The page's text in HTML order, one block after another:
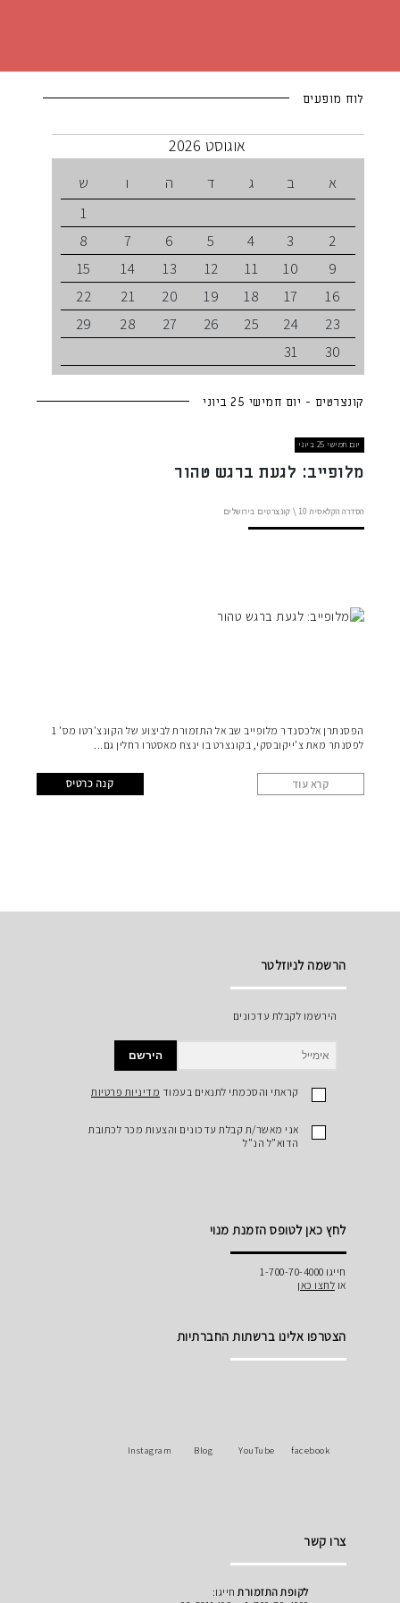
קונצרטים - יום חמישי 25 ביוני
יום חמישי 25 ביוני
הסדרה הקלאסית קונצרטים בירושלים
מלופייב: לגעת ברגש טהור
הפסנתרן אלכסנדר מלופייב שב אל התזמורת לביצוע של הקונצ'רטו מס' 1
לפסנתר מאת צ'ייקובסקי, בקונצרט בו ינצח מאסטרו רחלין גם
קרא עוד קנה כרטיס
לוח מופעים
אוגוסט 2026
א ב ג ד ה ו
ש
1
2
3
4
5
6
7
8
9
10
11
12
13
14
15
16
17
18
19
20
21
22
23
24
25
26
27
28
29
30
31
הרשמה לניוזלטר
הירשמו לקבלת עדכונים
הירשם
קראתי והסכמתי לתנאים בעמוד מדיניות פרטיות
אני מאשר/ת קבלת עדכונים והצעות מכר לכתובת
הדוא"ל הנ"ל
לחץ כאן לטופס הזמנת מנוי
חייגו 1-700-70-4000
או לחצו כאן
הצטרפו אלינו ברשתות החברתיות
facebook
YouTube
Blog
Instagram
צרו קשר
לקופת התזמורתחייגו: